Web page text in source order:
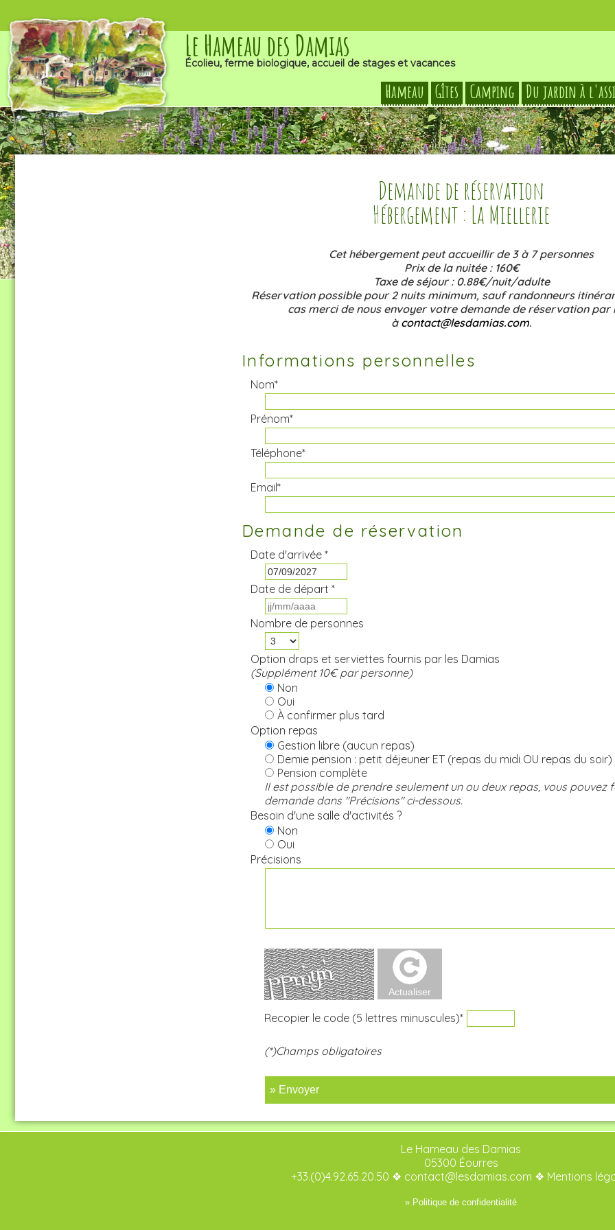
Le Hameau des Damias
Écolieu, ferme biologique, accueil de stages et vacances
Hameau Gîtes Camping Du jardin à
Demande de réservation
Hébergement : La Miellerie
Cet hébergement peut accueillir de 3 à 7 personnes
Prix de la nuitée : 160€
Taxe de séjour : 0.88€/nuit/adulte
Réservation possible pour 2 nuits minimum, sauf randonneurs
cas merci de nous envoyer votre demande de réservation par
à contact@lesdamias.com.
Informations personnelles
Nom*
Prénom*
Téléphone*
Email*
Demande de réservation
Date d'arrivée *
Date de départ *
Nombre de personnes
Option draps et serviettes fournis par les Damias
(Supplément 10€ par personne)
Non
Oui
À confirmer plus tard
Option repas
Gestion libre (aucun repas)
Demie pension : petit déjeuner ET (repas du midi OU repas du soir)
Pension complète
Il est possible de prendre seulement un ou deux repas, vous pouvez
demande dans "Précisions" ci-dessous.
Besoin d'une salle d'activités ?
Non
Oui
Précisions
Recopier le code (5 lettres minuscules)*
(*)Champs obligatoires
» Envoyer
Le Hameau des Damias
05300 Éourres
+33.(0)4.92.65.20.50 ❖ contact@lesdamias.com ❖ Mentions
» Politique de confidentialité